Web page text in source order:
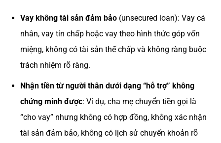
Vay không tài sản đảm bảo(unsecured loan): Vay cá
nhân, vay tín chấp hoặc vay theo hình thức góp vốn
miệng, không có tài sản thế chấp và không ràng buộc
trách nhiệm rõ ràng.
Nhận tiền từ người thân dưới dạng “hỗ trợ” không
chứng minh được: Ví dụ, cha mẹ chuyển tiền gọi là
“cho vay” nhưng không có hợp đồng, không xác nhận
tài sản đảm bảo, không có lịch sử chuyển khoản rõ